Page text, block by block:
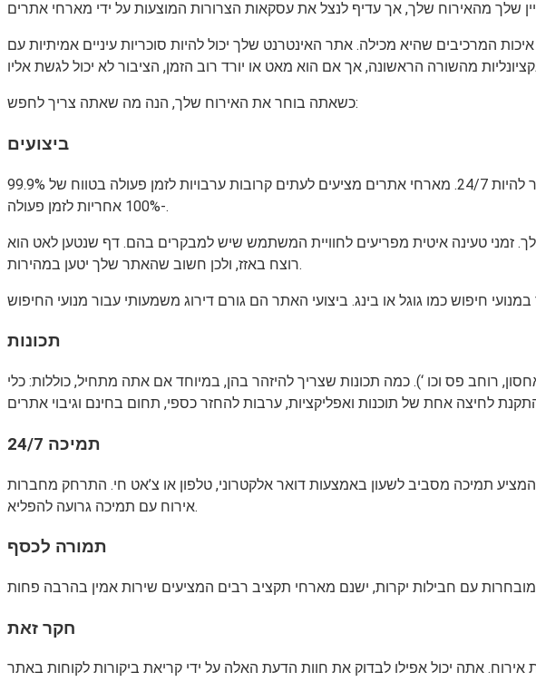
המרכיבים שהיא מכילה. אתר האינטרנט שלך יכול להיות סוכריות עיניים אמיתיות עם
כשאתה בוחר את האירוח שלך, הנה מה שאתה צריך לחפש:
ביצועים
בחר מארח אינטרנט עם רשומות זמן נהדרות וזמני טעינה. זמן או זמינות מתייחס למועד בו האתר שלך מקוון, שאמור להיות 24/7. מארחי אתרים מציעים לעתים קרובות ערבויות לזמן פעולה בטווח של 99.9%
-100% אחריות לזמן פעולה.
זמני טעינה איטית מפריעים לחוויית המשתמש שיש למבקרים בהם. דף שנטען לאט הוא
רוצח באזז, ולכן חשוב שהאתר שלך יטען במהירות.
תכונות
רוחב פס וכו ‘). כמה תכונות שצריך להיזהר בהן, במיוחד אם אתה מתחיל, כוללות: כלי
תמיכה 24/7
תמיכה מסביב לשעון באמצעות דואר אלקטרוני, טלפון או צ’אט חי. התרחק מחברות
אירוח עם תמיכה גרועה להפליא.
תמורה לכסף
חקר זאת
אתה יכול אפילו לבדוק את חוות הדעת האלה על ידי קריאת ביקורות לקוחות באתר